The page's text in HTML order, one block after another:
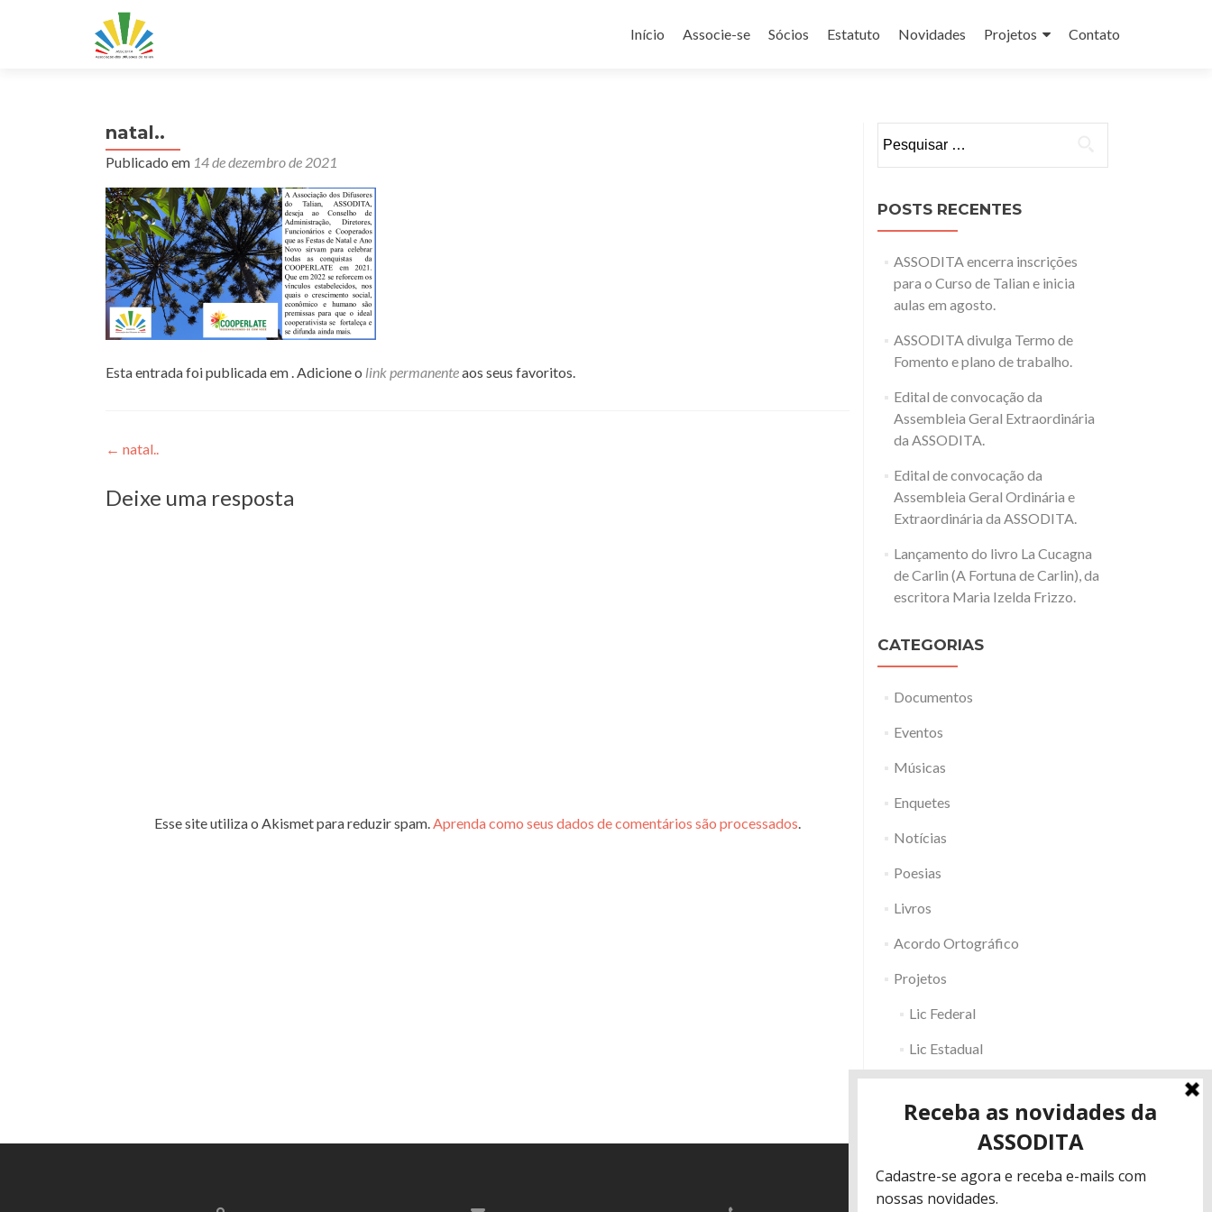
para
Início Associe-se Sócios Estatuto Novidades Projetos Contato
natal..
Publicado em 14 de dezembro de 2021
Esta entrada foi publicada em . Adicione o link permanenteaos seus favoritos.
Navegação
de
Post
← natal..
Deixe uma resposta
Esse site utiliza o Akismet para reduzir spam.Aprenda como seus dados de comentários são processados.
por:
POSTS RECENTES
ASSODITA encerra inscrições
para o Curso de Talian e inicia
aulas em agosto.
ASSODITA divulga Termo de
Fomento e plano de trabalho.
Edital de convocação da
Assembleia Geral Extraordinária
da ASSODITA.
Edital de convocação da
Assembleia Geral Ordinária e
Extraordinária da ASSODITA.
Lançamento do livro La Cucagna
de Carlin (A Fortuna de Carlin), da
escritora Maria Izelda Frizzo.
CATEGORIAS
Documentos
Eventos
Músicas
Enquetes
Notícias
Poesias
Livros
Acordo Ortográfico
Projetos
Lic Federal
Lic Estadual
Fac RS
Outros